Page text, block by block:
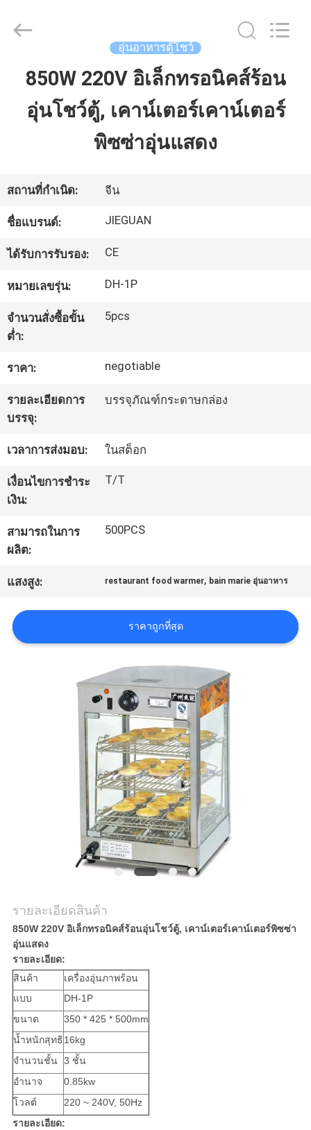
บ้าน
สินค้า
วิดีโอ
คุณภาพ
ติดต่อ
เรา
ข่าว
Guangzhou
IMO
Reserved.
อุ่นอาหารตู้โชว์
850W 220V อิเล็กทรอนิคส์ร้อน
อุ่นโชว์ตู้, เคาน์เตอร์เคาน์เตอร์
พิซซ่าอุ่นแสดง
สถานที่กำเนิด: จีน
ชื่อแบรนด์: JIEGUAN
ได้รับการรับรอง: CE
หมายเลขรุ่น: DH-1P
จำนวนสั่งซื้อขั้น
ต่ำ:
5pcs
ราคา: negotiable
รายละเอียดการ
บรรจุ:
บรรจุภัณฑ์กระดาษกล่อง
เวลาการส่งมอบ: ในสต็อก
เงื่อนไขการชำระ
เงิน:
T/T
สามารถในการ
ผลิต:
500PCS
แสงสูง: restaurant food warmer, bain marie อุ่นอาหาร
ราคาถูกที่สุด
รายละเอียดสินค้า
850W 220V อิเล็กทรอนิคส์ร้อนอุ่นโชว์ตู้, เคาน์เตอร์เคาน์เตอร์พิซซ่า
อุ่นแสดง
รายละเอียด:
สินค้า
เครื่องอุ่นภาพร้อน
แบบ
DH-1P
ขนาด
350 * 425 * 500mm
น้ำหนักสุทธิ16kg
จำนวนชั้น
3 ชั้น
อำนาจ
0.85kw
โวลต์
220 ~ 240V, 50Hz
รายละเอียด: